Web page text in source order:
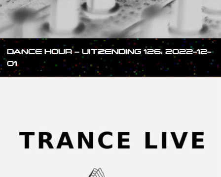
DANCE HOUR – UITZENDING 126: 2022-12-
01